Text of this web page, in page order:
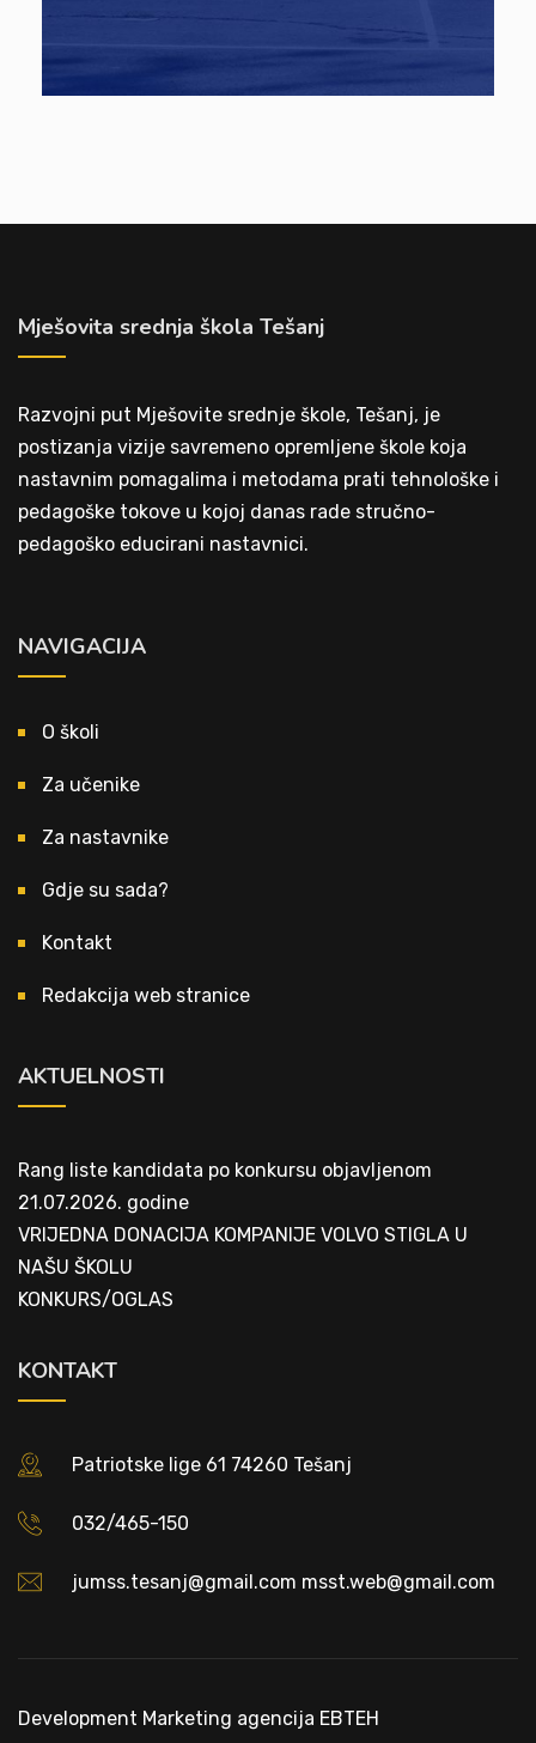
Mješovita srednja škola Tešanj
Razvojni put Mješovite srednje škole, Tešanj, je
postizanja vizije savremeno opremljene škole koja
nastavnim pomagalima i metodama prati tehnološke i
pedagoške tokove u kojoj danas rade stručno-
pedagoško educirani nastavnici.
NAVIGACIJA
O školi
Za učenike
Za nastavnike
Gdje su sada?
Kontakt
Redakcija web stranice
AKTUELNOSTI
Rang liste kandidata po konkursu objavljenom
21.07.2026. godine
VRIJEDNA DONACIJA KOMPANIJE VOLVO STIGLA U
NAŠU ŠKOLU
KONKURS/OGLAS
KONTAKT
Patriotske lige 61 74260 Tešanj
032/465-150
jumss.tesanj@gmail.com msst.web@gmail.com
Development Marketing agencija EBTEH